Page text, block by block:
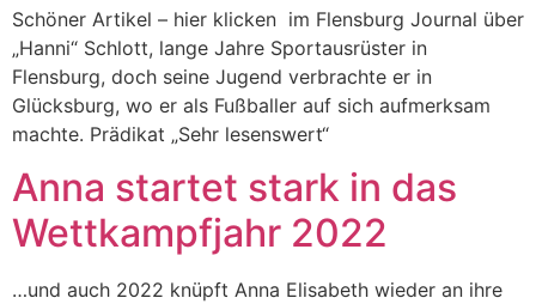
Schöner Artikel – hier klicken im Flensburg Journal über
„Hanni“ Schlott, lange Jahre Sportausrüster in
Flensburg, doch seine Jugend verbrachte er in
Glücksburg, wo er als Fußballer auf sich aufmerksam
machte. Prädikat „Sehr lesenswert“
Anna startet stark in das
Wettkampfjahr 2022
…und auch 2022 knüpft Anna Elisabeth wieder an ihre